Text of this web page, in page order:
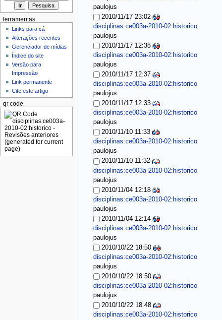
paulojus
2010/11/17 23:02
disciplinas:ce003a-2010-02:historico
paulojus
2010/11/17 12:38
disciplinas:ce003a-2010-02:historico
paulojus
2010/11/17 12:37
disciplinas:ce003a-2010-02:historico
paulojus
2010/11/17 12:33
disciplinas:ce003a-2010-02:historico
paulojus
2010/11/10 11:33
disciplinas:ce003a-2010-02:historico
paulojus
2010/11/10 11:32
disciplinas:ce003a-2010-02:historico
paulojus
2010/11/04 12:18
disciplinas:ce003a-2010-02:historico
paulojus
2010/11/04 12:14
disciplinas:ce003a-2010-02:historico
paulojus
2010/10/22 18:50
disciplinas:ce003a-2010-02:historico
paulojus
2010/10/22 18:50
disciplinas:ce003a-2010-02:historico
paulojus
2010/10/22 18:48
disciplinas:ce003a-2010-02:historico
ferramentas
Links para cá
Alterações recentes
Gerenciador de mídias
Índice do site
Versão para
Impressão
Link permanente
Cite este artigo
qr code